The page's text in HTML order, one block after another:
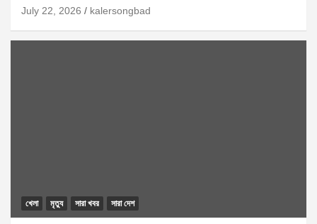
July 22, 2026 kalersongbad
খেলা মৃত্যু সারা খবর সারা দেশ